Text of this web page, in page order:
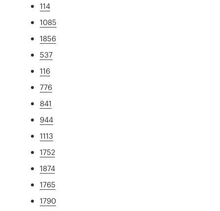
114
1085
1856
537
116
776
841
944
1113
1752
1874
1765
1790